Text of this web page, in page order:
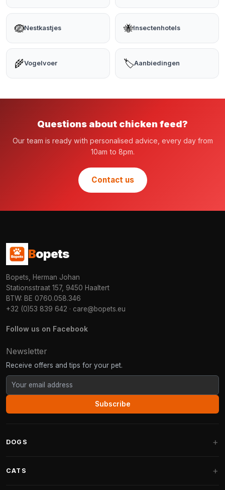
🪺Nestkastjes 🐝Insectenhotels
🌾Vogelvoer 🏷️Aanbiedingen
Questions about chicken feed?
Our team is ready with personalised advice, every day from
10am to 8pm.
Contact us
Bopets
Bopets, Herman Johan
Stationsstraat 157, 9450 Haaltert
BTW: BE 0760.058.346
+32 (0)53 839 642 · care@bopets.eu
Follow us on Facebook
Newsletter
Receive offers and tips for your pet.
Subscribe
DOGS
CATS